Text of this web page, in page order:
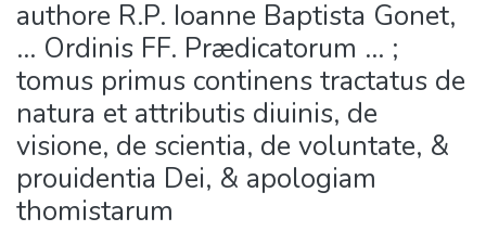
Statistics
authore R.P. Ioanne Baptista Gonet,
... Ordinis FF. Prædicatorum ... ;
tomus primus continens tractatus de
natura et attributis diuinis, de
visione, de scientia, de voluntate, &
prouidentia Dei, & apologiam
thomistarum